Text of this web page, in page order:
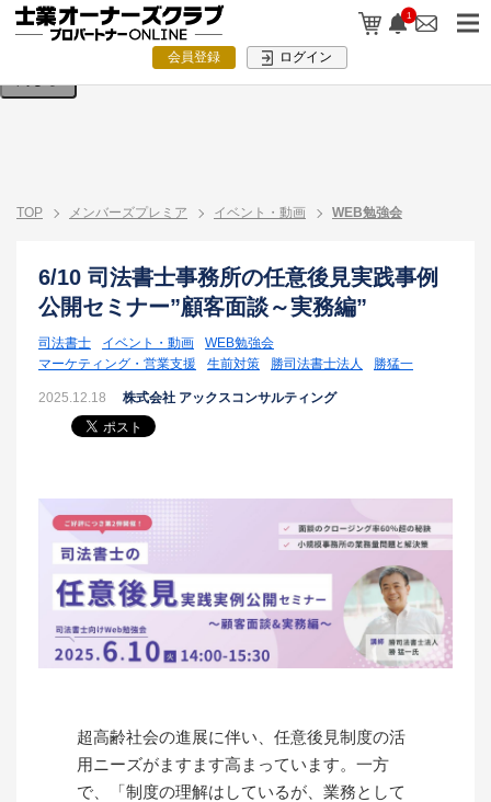
1
会員登録 ログイン
検索条件を入力してください。
TOP メンバーズプレミア イベント・動画 WEB勉強会
6/10 司法書士事務所の任意後見実践事例
公開セミナー”顧客面談～実務編”
司法書士 イベント・動画
WEB勉強会
マーケティング・営業支援
生前対策 勝司法書士法人 勝猛一
2025.12.18 株式会社 アックスコンサルティング
超高齢社会の進展に伴い、任意後見制度の活
用ニーズがますます高まっています。一方
で、「制度の理解はしているが、業務として